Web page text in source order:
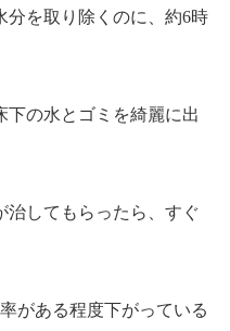
分を取り除くのに、約6時
下の水とゴミを綺麗に出
治してもらったら、すぐ
がある程度下がっている